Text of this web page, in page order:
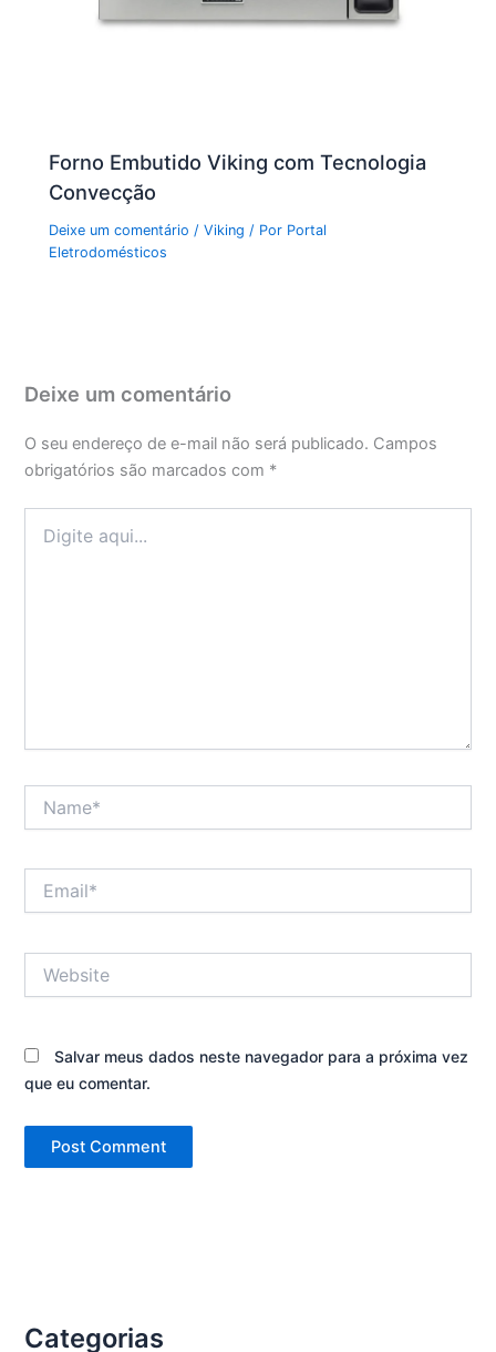
Forno Embutido Viking com Tecnologia
Convecção
Deixe um comentário /Viking / Por Portal
Eletrodomésticos
Deixe um comentário
O seu endereço de e-mail não será publicado. Campos
obrigatórios são marcados com *
aqui...
Salvar meus dados neste navegador para a próxima vez
que eu comentar.
Categorias